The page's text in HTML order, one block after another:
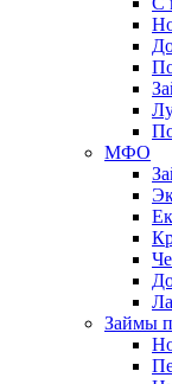
МФО
Займы